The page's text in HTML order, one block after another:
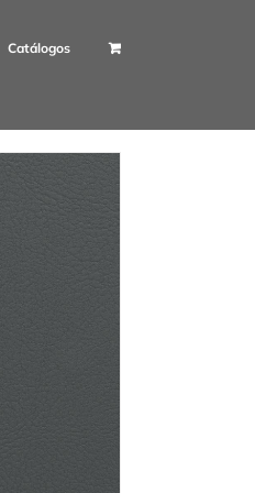
Catálogos